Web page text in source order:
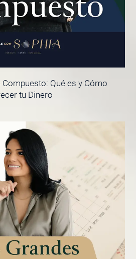
Qué es y Cómo
tu Dinero